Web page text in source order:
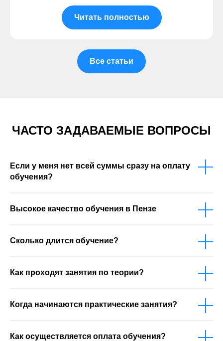
Читать полностью
Все статьи
ЧАСТО ЗАДАВАЕМЫЕ ВОПРОСЫ
Если у меня нет всей суммы сразу на оплату
обучения?
Высокое качество обучения в Пензе
Сколько длится обучение?
Как проходят занятия по теории?
Когда начинаются практические занятия?
Как осуществляется оплата обучения?